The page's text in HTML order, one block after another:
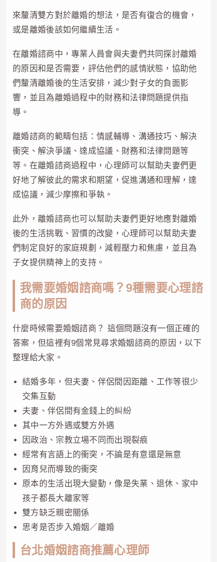
來釐清雙方對於離婚的想法，是否有復合的機會，
或是離婚後該如何繼續生活。
在離婚諮商中，專業人員會與夫妻們共同探討離婚
的原因和是否需要，評估他們的感情狀態，協助他
們釐清離婚後的生活安排，減少對子女的負面影
響，並且為離婚過程中的財務和法律問題提供指
導。
離婚諮商的範疇包括：情感輔導、溝通技巧、解決
衝突、解決爭議、達成協議、財務和法律問題等
等。在離婚諮商過程中，心理師可以幫助夫妻們更
好地了解彼此的需求和期望，促進溝通和理解，達
成協議，減少摩擦和爭執。
此外，離婚諮商也可以幫助夫妻們更好地應對離婚
後的生活挑戰、習慣的改變，心理師可以幫助夫妻
們制定良好的家庭規劃，減輕壓力和焦慮，並且為
子女提供精神上的支持。
我需要婚姻諮商嗎？9種需要心理諮
商的原因
什麼時候需要婚姻諮商？ 這個問題沒有一個正確的
答案，但這裡有9個常見尋求婚姻諮商的原因，以下
整理給大家。
結婚多年，但夫妻、伴侶間因距離、工作等很少
交集互動
夫妻、伴侶間有金錢上的糾紛
其中一方外遇或雙方外遇
因政治、宗教立場不同而出現裂痕
經常有言語上的衝突，不論是有意還是無意
因育兒而導致的衝突
原本的生活出現大變動，像是失業、退休、家中
孩子都長大離家等
雙方缺乏親密關係
思考是否步入婚姻／離婚
台北婚姻諮商推薦心理師